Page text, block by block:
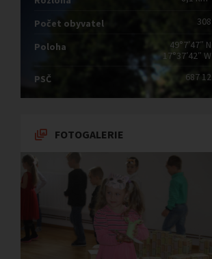
Počet obyvatel 308
Poloha
49°7′47″ N
17°37′42″ W
PSČ
687 12
FOTOGALERIE